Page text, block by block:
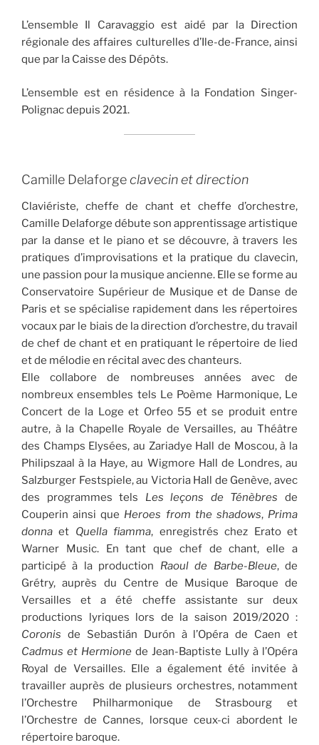
L’ensemble Il Caravaggio est aidé par la Direction
régionale des affaires culturelles d’Ile-de-France, ainsi
que par la Caisse des Dépôts.
L’ensemble est en résidence à la Fondation Singer-
Polignac depuis 2021.
Camille Delaforgeclavecin et direction
Claviériste, cheffe de chant et cheffe d’orchestre,
Camille Delaforge débute son apprentissage artistique
par la danse et le piano et se découvre, à travers les
pratiques d’improvisations et la pratique du clavecin,
une passion pour la musique ancienne. Elle se forme au
Conservatoire Supérieur de Musique et de Danse de
Paris et se spécialise rapidement dans les répertoires
vocaux par le biais de la direction d’orchestre, du travail
de chef de chant et en pratiquant le répertoire de lied
et de mélodie en récital avec des chanteurs.
Elle collabore de nombreuses années avec de
nombreux ensembles tels Le Poème Harmonique, Le
Concert de la Loge et Orfeo 55 et se produit entre
autre, à la Chapelle Royale de Versailles, au Théâtre
des Champs Elysées, au Zariadye Hall de Moscou, à la
Philipszaal à la Haye, au Wigmore Hall de Londres, au
Salzburger Festspiele, au Victoria Hall de Genève, avec
des programmes tels Les leçons de Ténèbresde
Couperin ainsi que Heroes from the shadows, Prima
donna et Quella fiamma, enregistrés chez Erato et
Warner Music. En tant que chef de chant, elle a
participé à la production Raoul de Barbe-Bleue, de
Grétry, auprès du Centre de Musique Baroque de
Versailles et a été cheffe assistante sur deux
productions lyriques lors de la saison 2019/2020 :
Coronis de Sebastián Durón à l’Opéra de Caen et
Cadmus et Hermione de Jean-Baptiste Lully à l’Opéra
Royal de Versailles. Elle a également été invitée à
travailler auprès de plusieurs orchestres, notamment
l’Orchestre Philharmonique de Strasbourg et
l’Orchestre de Cannes, lorsque ceux-ci abordent le
répertoire baroque.